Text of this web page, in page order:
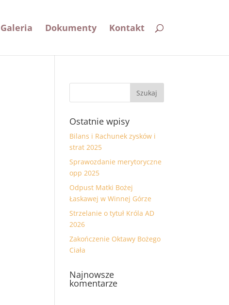
Galeria Dokumenty Kontakt
Ostatnie wpisy
Bilans i Rachunek zysków i
strat 2025
Sprawozdanie merytoryczne
opp 2025
Odpust Matki Bożej
Łaskawej w Winnej Górze
Strzelanie o tytuł Króla AD
2026
Zakończenie Oktawy Bożego
Ciała
Najnowsze
komentarze